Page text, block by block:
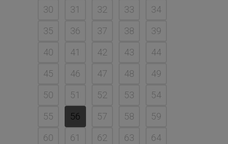
30
31 32 33
34
35
36 37 38
39
40
41 42 43
44
45
46 47 48
49
50
51 52 53
54
55
56 57 58
59
60
61 62 63
64